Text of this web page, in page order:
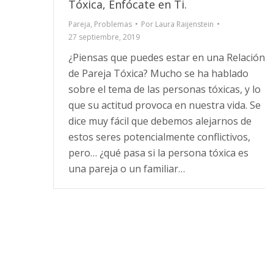
Tóxica, Enfócate en Ti.
Pareja, Problemas Por Laura Raijenstein
27 septiembre, 2019
¿Piensas que puedes estar en una Relación
de Pareja Tóxica? Mucho se ha hablado
sobre el tema de las personas tóxicas, y lo
que su actitud provoca en nuestra vida. Se
dice muy fácil que debemos alejarnos de
estos seres potencialmente conflictivos,
pero… ¿qué pasa si la persona tóxica es
una pareja o un familiar…